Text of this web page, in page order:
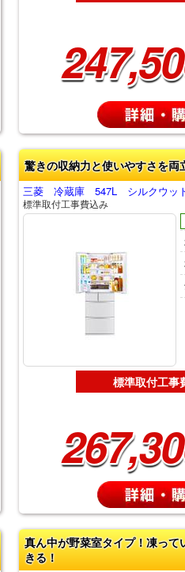
驚きの収納力と使いやすさを両
三菱 冷蔵庫 547L シルクウッ
標準取付工事費込み
標準取付工事
真ん中が野菜室タイプ！凍って
きる！